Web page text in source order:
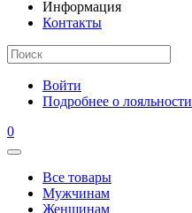
Информация
Контакты
Войти
Подробнее о лояльности
0
Все товары
Мужчинам
Женщинам